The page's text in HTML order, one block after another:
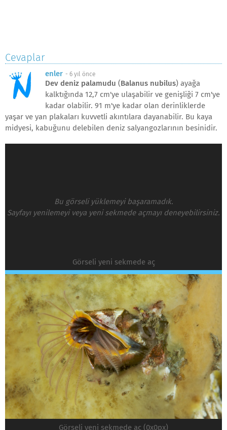
Cevaplar
enler - 6 yıl önce
Dev deniz palamudu (Balanus nubilus) ayağa
kalktığında 12,7 cm'ye ulaşabilir ve genişliği 7 cm'ye
kadar olabilir. 91 m'ye kadar olan derinliklerde
yaşar ve yan plakaları kuvvetli akıntılara dayanabilir. Bu kaya
midyesi, kabuğunu delebilen deniz salyangozlarının besinidir.
Bu görseli yüklemeyi başaramadık.
Sayfayı yenilemeyi veya yeni sekmede açmayı deneyebilirsiniz.
Görseli yeni sekmede aç
Görseli yeni sekmede aç (0x0px)